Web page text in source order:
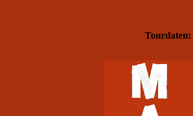
Tourdaten: